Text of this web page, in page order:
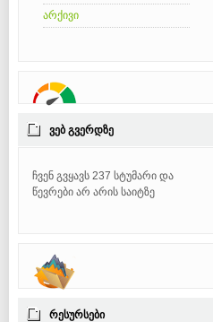
არქივი
ᲕᲔᲑ ᲒᲕᲔᲠᲓᲖᲔ
ჩვენ გვყავს 237 სტუმარი და
წევრები არ არის საიტზე
ᲠᲔᲡᲣᲠᲡᲔᲑᲘ